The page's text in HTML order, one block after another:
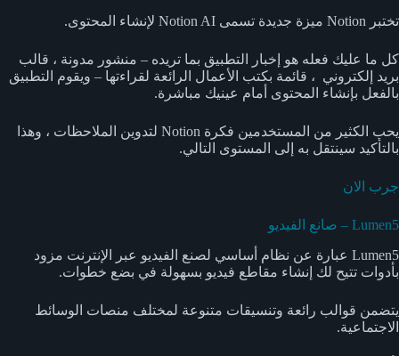
تختبر Notion ميزة جديدة تسمى Notion AI لإنشاء المحتوى.
كل ما عليك فعله هو إخبار التطبيق بما تريده – منشور مدونة ، قالب
بريد إلكتروني ، قائمة بكتب الأعمال الرائعة لقراءتها – ويقوم التطبيق
بالفعل بإنشاء المحتوى أمام عينيك مباشرة.
يحب الكثير من المستخدمين فكرة Notion لتدوين الملاحظات ، وهذا
بالتأكيد سينتقل به إلى المستوى التالي.
جرب الان
Lumen5 – صانع الفيديو
Lumen5 عبارة عن نظام أساسي لصنع الفيديو عبر الإنترنت مزود
بأدوات تتيح لك إنشاء مقاطع فيديو بسهولة في بضع خطوات.
يتضمن قوالب رائعة وتنسيقات متنوعة لمختلف منصات الوسائط
الاجتماعية.